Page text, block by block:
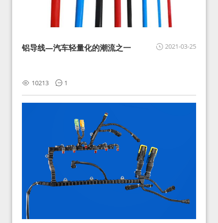
2021-03-25
铝导线—汽车轻量化的潮流之一
10213 1